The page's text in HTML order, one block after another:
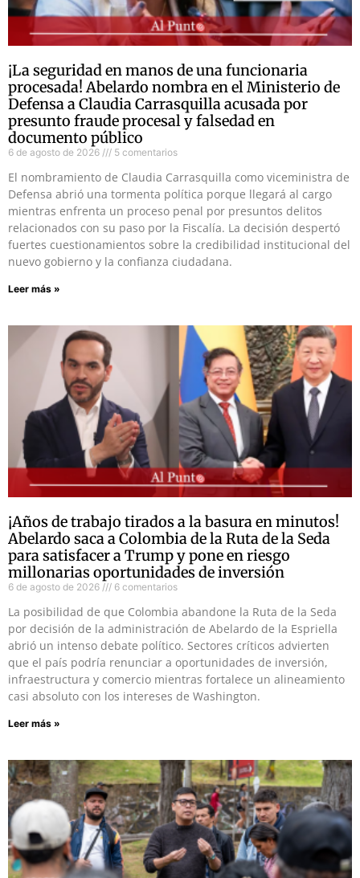
¡La seguridad en manos de una funcionaria
procesada! Abelardo nombra en el Ministerio de
Defensa a Claudia Carrasquilla acusada por
presunto fraude procesal y falsedad en
documento público
6 de agosto de 2026 5 comentarios
El nombramiento de Claudia Carrasquilla como viceministra de
Defensa abrió una tormenta política porque llegará al cargo
mientras enfrenta un proceso penal por presuntos delitos
relacionados con su paso por la Fiscalía. La decisión despertó
fuertes cuestionamientos sobre la credibilidad institucional del
nuevo gobierno y la confianza ciudadana.
Leer más »
¡Años de trabajo tirados a la basura en minutos!
Abelardo saca a Colombia de la Ruta de la Seda
para satisfacer a Trump y pone en riesgo
millonarias oportunidades de inversión
6 de agosto de 2026 6 comentarios
La posibilidad de que Colombia abandone la Ruta de la Seda
por decisión de la administración de Abelardo de la Espriella
abrió un intenso debate político. Sectores críticos advierten
que el país podría renunciar a oportunidades de inversión,
infraestructura y comercio mientras fortalece un alineamiento
casi absoluto con los intereses de Washington.
Leer más »